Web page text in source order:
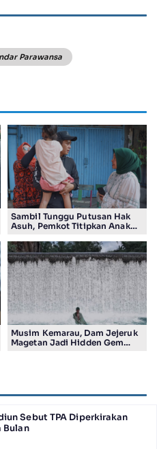
Parawansa
Sambil Tunggu Putusan Hak
Asuh, Pemkot Titipkan Anak
Aman Kota Surabaya
Musim Kemarau, Dam Jejeruk
Magetan Jadi Hidden Gem
Sebut TPA Diperkirakan
Bulan